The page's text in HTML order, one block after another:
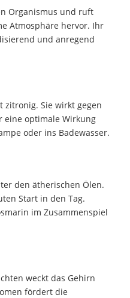
Organismus und ruft
Atmosphäre hervor. Ihr
und anregend
zitronig. Sie wirkt gegen
eine optimale Wirkung
oder ins Badewasser.
den ätherischen Ölen.
Start in den Tag.
im Zusammenspiel
weckt das Gehirn
fördert die